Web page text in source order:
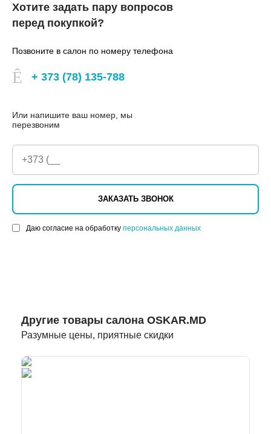
Хотите задать пару вопросов
перед покупкой?
Позвоните в салон по номеру телефона
+ 373 (78) 135-788
Или напишите ваш номер, мы
перезвоним
ЗАКАЗАТЬ ЗВОНОК
Даю согласие на обработку персональных данных
Другие товары салона OSKAR.MD
Разумные цены, приятные скидки